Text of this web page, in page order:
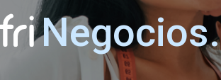
Negocios.